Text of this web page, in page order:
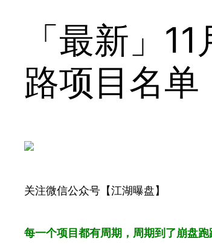
「最新」
路项目名单
关注微信公众号【江湖曝盘】
每一个项目都有周期，周期到了崩盘